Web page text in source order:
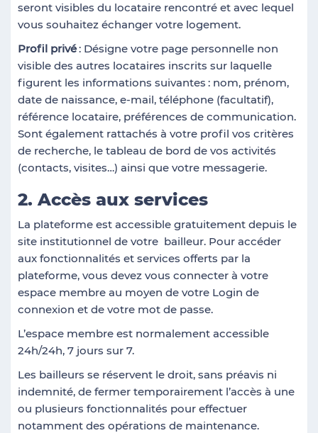
seront visibles du locataire rencontré et avec lequel
vous souhaitez échanger votre logement.
Profil privé: Désigne votre page personnelle non
visible des autres locataires inscrits sur laquelle
figurent les informations suivantes : nom, prénom,
date de naissance, e-mail, téléphone (facultatif),
référence locataire, préférences de communication.
Sont également rattachés à votre profil vos critères
de recherche, le tableau de bord de vos activités
(contacts, visites…) ainsi que votre messagerie.
2. Accès aux services
La plateforme est accessible gratuitement depuis le
site institutionnel de votre bailleur. Pour accéder
aux fonctionnalités et services offerts par la
plateforme, vous devez vous connecter à votre
espace membre au moyen de votre Login de
connexion et de votre mot de passe.
L’espace membre est normalement accessible
24h/24h, 7 jours sur 7.
Les bailleurs se réservent le droit, sans préavis ni
indemnité, de fermer temporairement l’accès à une
ou plusieurs fonctionnalités pour effectuer
notamment des opérations de maintenance.